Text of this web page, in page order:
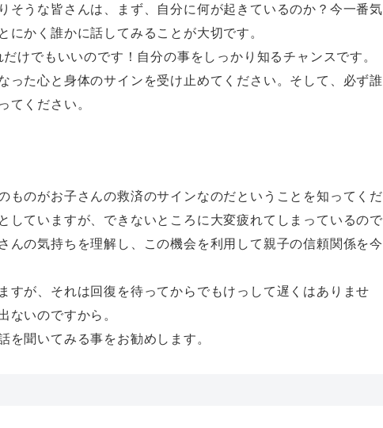
そうな皆さんは、まず、自分に何が起きているのか？今一番気
かく誰かに話してみることが大切です。
けでもいいのです！自分の事をしっかり知るチャンスです。
った心と身体のサインを受け止めてください。そして、必ず誰
てください。
ものがお子さんの救済のサインなのだということを知ってくだ
していますが、できないところに大変疲れてしまっているので
んの気持ちを理解し、この機会を利用して親子の信頼関係を今
すが、それは回復を待ってからでもけっして遅くはありませ
ないのですから。
を聞いてみる事をお勧めします。